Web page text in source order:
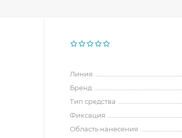
Линия
Бренд
Тип средства
Фиксация
Область нанесения